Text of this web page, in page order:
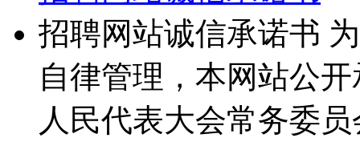
招聘网站诚信承诺书
自律管理，本网站公
人民代表大会常务委